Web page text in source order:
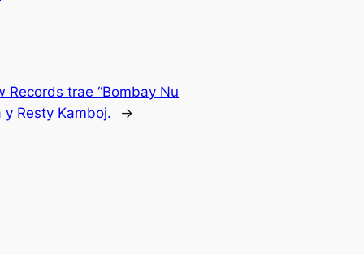
trae “Bombay Nu
y Resty Kamboj.
→